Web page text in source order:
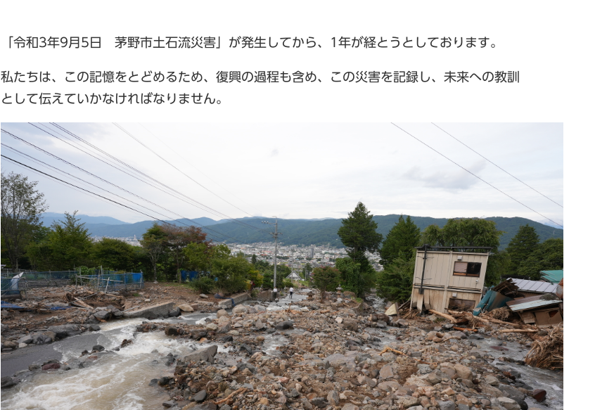
「令和3年9月5日 茅野市土石流災害」が発生してから、1年が経とうとしております。
私たちは、この記憶をとどめるため、復興の過程も含め、この災害を記録し、未来への教訓
として伝えていかなければなりません。